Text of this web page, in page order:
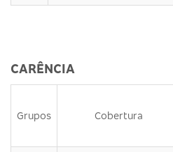
CARÊNCIA
Grupos Cobertura